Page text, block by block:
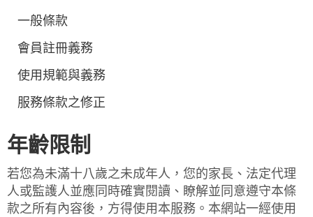
一般條款
會員註冊義務
使用規範與義務
服務條款之修正
年齡限制
若您為未滿十八歲之未成年人，您的家長、法定代理
人或監護人並應同時確實閱讀、瞭解並同意遵守本條
款之所有內容後，方得使用本服務。本網站一經使用